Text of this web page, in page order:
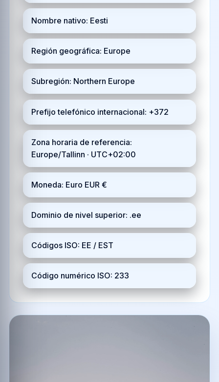
Nombre nativo: Eesti
Región geográfica: Europe
Subregión: Northern Europe
Prefijo telefónico internacional: +372
Zona horaria de referencia:
Europe/Tallinn · UTC+02:00
Moneda: Euro EUR €
Dominio de nivel superior: .ee
Códigos ISO: EE / EST
Código numérico ISO: 233